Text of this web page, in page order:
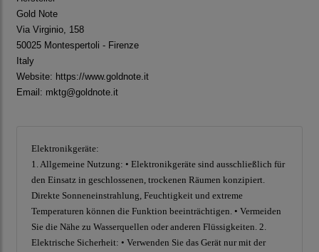
Gold Note
Via Virginio, 158
50025 Montespertoli - Firenze
Italy
Website: https://www.goldnote.it
Email: mktg@goldnote.it
Elektronikgeräte:
1. Allgemeine Nutzung: • Elektronikgeräte sind ausschließlich für
den Einsatz in geschlossenen, trockenen Räumen konzipiert.
Direkte Sonneneinstrahlung, Feuchtigkeit und extreme
Temperaturen können die Funktion beeinträchtigen. • Vermeiden
Sie die Nähe zu Wasserquellen oder anderen Flüssigkeiten. 2.
Elektrische Sicherheit: • Verwenden Sie das Gerät nur mit der